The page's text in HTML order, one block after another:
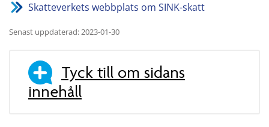
Skatteverkets webbplats om SINK-skatt
Senast uppdaterad: 2023-01-30
Tyck till om sidans
innehåll